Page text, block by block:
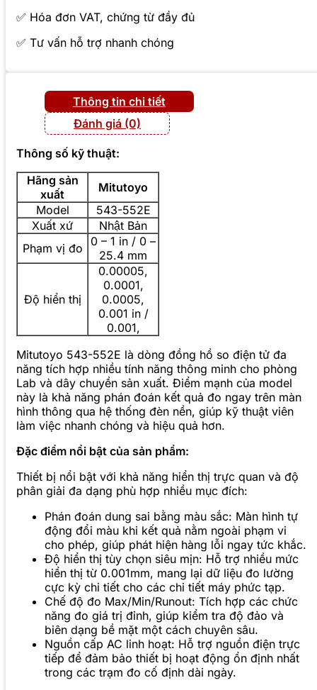
✅ Hóa đơn VAT, chứng từ đầy đủ
✅ Tư vấn hỗ trợ nhanh chóng
Thông tin chi tiết
Đánh giá (0)
Thông số kỹ thuật:
Hãng sản
xuất
Mitutoyo
Model
543-552E
Xuất xứ
Nhật Bản
Phạm vị đo
0 – 1 in / 0 –
25.4 mm
Độ hiển thị
0.00005,
0.0001,
0.0005,
0.001 in /
0.001,
Mitutoyo 543-552E là dòng đồng hồ so điện tử đa
năng tích hợp nhiều tính năng thông minh cho phòng
Lab và dây chuyền sản xuất. Điểm mạnh của model
này là khả năng phán đoán kết quả đo ngay trên màn
hình thông qua hệ thống đèn nền, giúp kỹ thuật viên
làm việc nhanh chóng và hiệu quả hơn.
Đặc điểm nổi bật của sản phẩm:
Thiết bị nổi bật với khả năng hiển thị trực quan và độ
phân giải đa dạng phù hợp nhiều mục đích:
Phán đoán dung sai bằng màu sắc: Màn hình tự
động đổi màu khi kết quả nằm ngoài phạm vi
cho phép, giúp phát hiện hàng lỗi ngay tức khắc.
Độ hiển thị tùy chọn siêu mịn: Hỗ trợ nhiều mức
hiển thị từ 0.001mm, mang lại dữ liệu đo lường
cực kỳ chi tiết cho các chi tiết máy phức tạp.
Chế độ đo Max/Min/Runout: Tích hợp các chức
năng đo giá trị đỉnh, giúp kiểm tra độ đảo và
biên dạng bề mặt một cách chuyên sâu.
Nguồn cấp AC linh hoạt: Hỗ trợ nguồn điện trực
tiếp để đảm bảo thiết bị hoạt động ổn định nhất
trong các trạm đo cố định dài ngày.